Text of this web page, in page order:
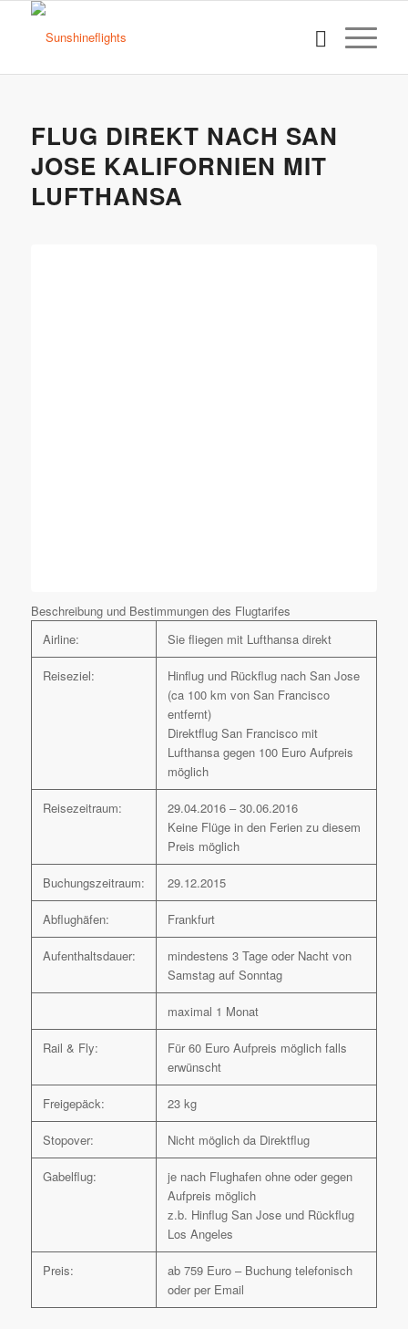
FLUG DIREKT NACH SAN
JOSE KALIFORNIEN MIT
LUFTHANSA
Beschreibung und Bestimmungen des Flugtarifes
Airline:
Sie fliegen mit Lufthansa direkt
Reiseziel:
Hinflug und Rückflug nach San Jose
(ca 100 km von San Francisco
entfernt)
Direktflug San Francisco mit
Lufthansa gegen 100 Euro Aufpreis
möglich
Reisezeitraum:
29.04.2016 – 30.06.2016
Keine Flüge in den Ferien zu diesem
Preis möglich
Buchungszeitraum: 29.12.2015
Abflughäfen: Frankfurt
Aufenthaltsdauer:
mindestens 3 Tage oder Nacht von
Samstag auf Sonntag
maximal 1 Monat
Rail & Fly:
Für 60 Euro Aufpreis möglich falls
erwünscht
Freigepäck: 23 kg
Stopover: Nicht möglich da Direktflug
Gabelflug:
je nach Flughafen ohne oder gegen
Aufpreis möglich
z.b. Hinflug San Jose und Rückflug
Los Angeles
Preis:
ab 759 Euro – Buchung telefonisch
oder per Email